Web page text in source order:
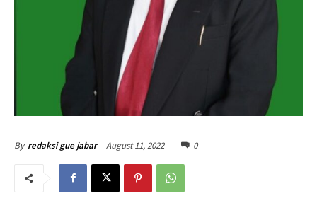
By redaksi gue jabar August 11, 2022 0